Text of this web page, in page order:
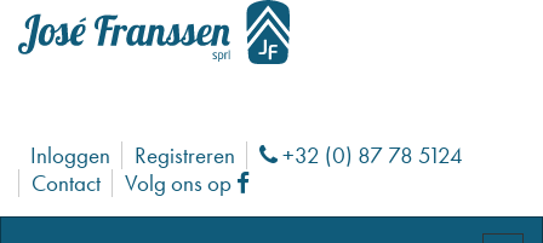
Inloggen Registreren Phone
+32 (0) 87 78 5124
Contact
Volg ons op Facebook